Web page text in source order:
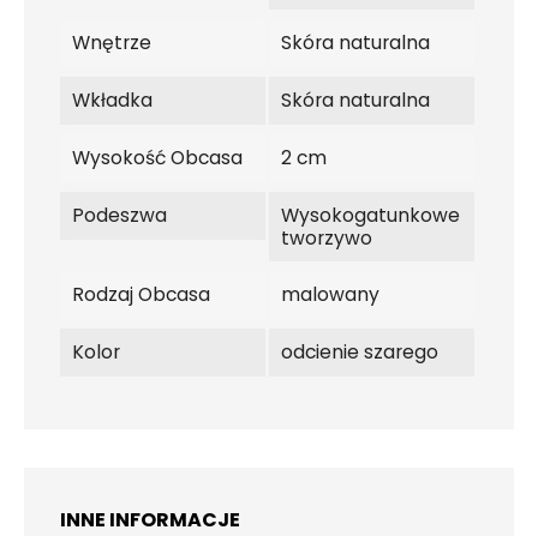
Wnętrze Skóra naturalna
Wkładka Skóra naturalna
Wysokość Obcasa 2 cm
Podeszwa
Wysokogatunkowe
tworzywo
Rodzaj Obcasa malowany
Kolor odcienie szarego
INNE INFORMACJE